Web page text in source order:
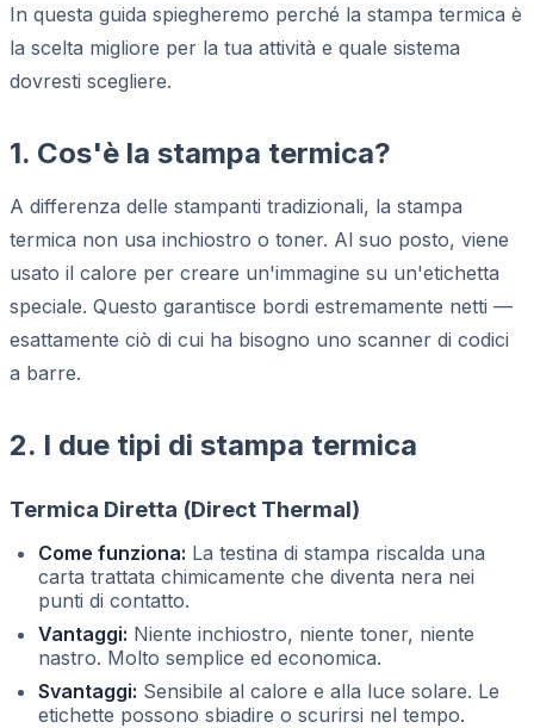
In questa guida spiegheremo perché la stampa termica è
la scelta migliore per la tua attività e quale sistema
dovresti scegliere.
1. Cos'è la stampa termica?
A differenza delle stampanti tradizionali, la stampa
termica non usa inchiostro o toner. Al suo posto, viene
usato il calore per creare un'immagine su un'etichetta
speciale. Questo garantisce bordi estremamente netti —
esattamente ciò di cui ha bisogno uno scanner di codici
a barre.
2. I due tipi di stampa termica
Termica Diretta (Direct Thermal)
Come funziona: La testina di stampa riscalda una
carta trattata chimicamente che diventa nera nei
punti di contatto.
Vantaggi: Niente inchiostro, niente toner, niente
nastro. Molto semplice ed economica.
Svantaggi: Sensibile al calore e alla luce solare. Le
etichette possono sbiadire o scurirsi nel tempo.